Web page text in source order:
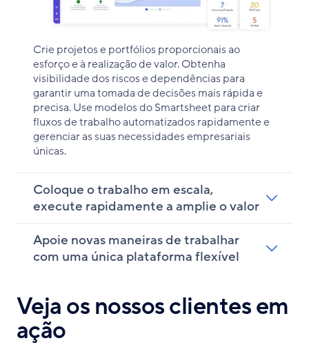
Crie projetos e portfólios proporcionais ao
esforço e à realização de valor. Obtenha
visibilidade dos riscos e dependências para
garantir uma tomada de decisões mais rápida e
precisa. Use modelos do Smartsheet para criar
fluxos de trabalho automatizados rapidamente e
gerenciar as suas necessidades empresariais
únicas.
Coloque o trabalho em escala,
execute rapidamente a amplie o valor
Apoie novas maneiras de trabalhar
com uma única plataforma flexível
Veja os nossos clientes em
ação